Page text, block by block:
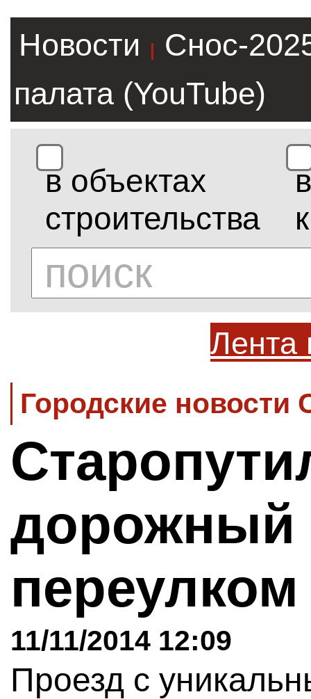
Новости |
Снос-
палата (YouTube)
в объектах
строительства
в
Лента
Городские новости
дорожный
11/11/2014 12:09
Проезд с